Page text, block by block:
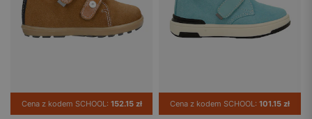
Cena z kodem SCHOOL: 152.15 zł Cena z kodem SCHOOL: 101.15 zł